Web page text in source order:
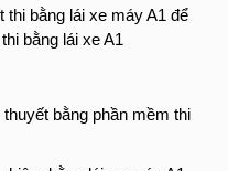
bằng lái xe máy A1 để
bằng lái xe A1
bằng phần mềm thi